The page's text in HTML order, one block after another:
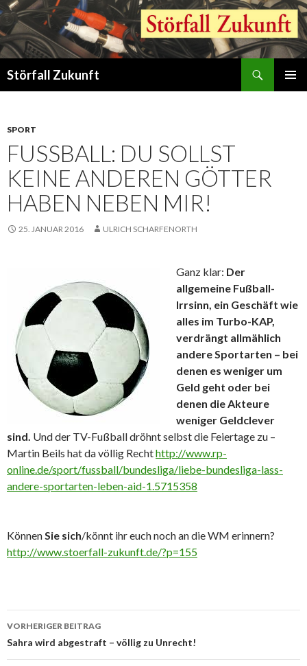
Störfall Zukunft
SPORT
FUSSBALL: DU SOLLST K
EINE ANDEREN GÖTTER H
ABEN NEBEN MIR!
25. JANUAR 2016 ULRICH SCHARFENORTH
Ganz klar: Der
allgemeine Fußball-
Irrsinn, ein Geschäft wie
alles im Turbo-KAP,
verdrängt allmählich
andere Sportarten – bei
denen es weniger um
Geld geht oder bei
denen die Akteure
weniger Geldclever
sind. Und der TV-Fußball dröhnt selbst die Feiertage zu –
Martin Beils hat da völlig Rechthttp://www.rp-
online.de/sport/fussball/bundesliga/liebe-bundesliga-lass-
andere-sportarten-leben-aid-1.5715358
KönnenSie sich/könnt ihr euch noch an die WM erinnern?
http://www.stoerfall-zukunft.de/?p=155
Beitrags-
Navigation
VORHERIGER BEITRAG
Sahra wird abgestraft – völlig zu Unrecht!